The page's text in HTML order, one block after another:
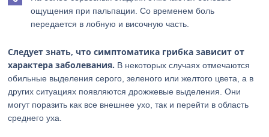
ощущения при пальпации. Со временем боль
передается в лобную и височную часть.
Следует знать, что симптоматика грибка зависит от
характера заболевания. В некоторых случаях отмечаются
обильные выделения серого, зеленого или желтого цвета, а в
других ситуациях появляются дрожжевые выделения. Они
могут поразить как все внешнее ухо, так и перейти в область
среднего уха.